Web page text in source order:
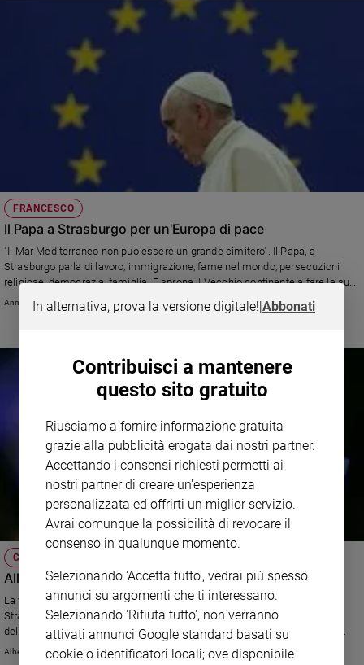
FRANCESCO
Il Papa a Strasburgo per un'Europa di pace
"Il Mar Mediterraneo non può essere un grande cimitero". Il Papa, a
Strasburgo parla di lavoro, immigrazione, fame nel mondo, persecuzioni
religiose, democrazia, famiglia. E sprona il Vecchio continente a fare la sua
parte, sull'esempio degli ideali dei padri fondatori, per "difendere la fragilità
dei popoli" e lavorare per la pace.
Annachiara Valle
CHIESA
Alle radici dell'Europa
La visita che Papa Francesco fa il 25 novembre al Parlamento di
Strasburgo conferma l'attenzione del magistero della Chiesa. L'eclissi
dell'anima cristiana del Vecchio Continente e i costanti richiami dei Papi.
Alberto Bobbio
In alternativa, prova la versione digitale!|Abbonati
Contribuisci a mantenere
questo sito gratuito
Riusciamo a fornire informazione gratuita
grazie alla pubblicità erogata dai nostri partner.
Accettando i consensi richiesti permetti ai
nostri partner di creare un'esperienza
personalizzata ed offrirti un miglior servizio.
Avrai comunque la possibilità di revocare il
consenso in qualunque momento.
Selezionando 'Accetta tutto', vedrai più spesso
annunci su argomenti che ti interessano.
Selezionando 'Rifiuta tutto', non verranno
attivati annunci Google standard basati su
cookie o identificatori locali; ove disponibile